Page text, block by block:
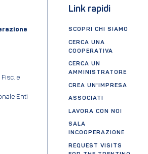
e
Enti
Link rapidi
SCOPRI CHI SIAMO
CERCA UNA
COOPERATIVA
CERCA UN
AMMINISTRATORE
CREA UN'IMPRESA
ASSOCIATI
LAVORA CON NOI
SALA
INCOOPERAZIONE
REQUEST VISITS